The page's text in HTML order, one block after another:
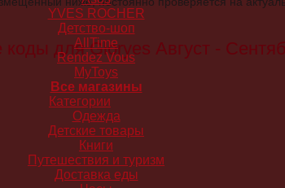
для Gloryes Август -
YVES ROCHER
Детство-шоп
AllTime
Rendez Vous
MyToys
Все магазины
Категории
Одежда
Детские товары
Книги
Путешествия и туризм
Доставка еды